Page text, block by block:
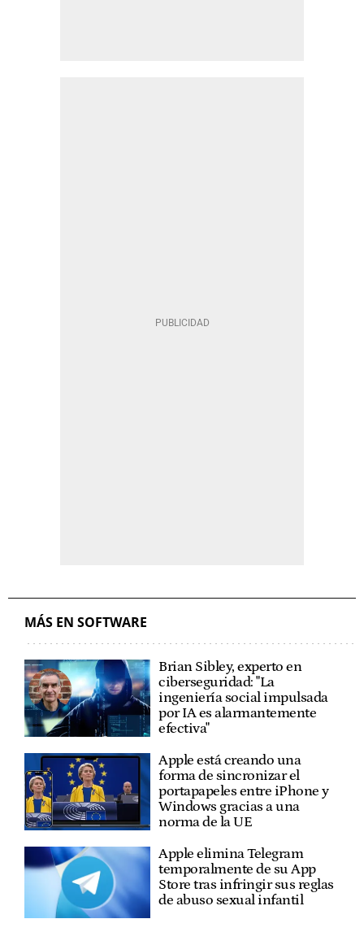
MÁS EN SOFTWARE
Brian Sibley, experto en
ciberseguridad: "La
ingeniería social impulsada
por IA es alarmantemente
efectiva"
Apple está creando una
forma de sincronizar el
portapapeles entre iPhone y
Windows gracias a una
norma de la UE
Apple elimina Telegram
temporalmente de su App
Store tras infringir sus reglas
de abuso sexual infantil